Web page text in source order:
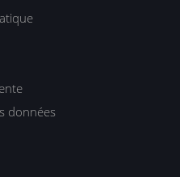
données